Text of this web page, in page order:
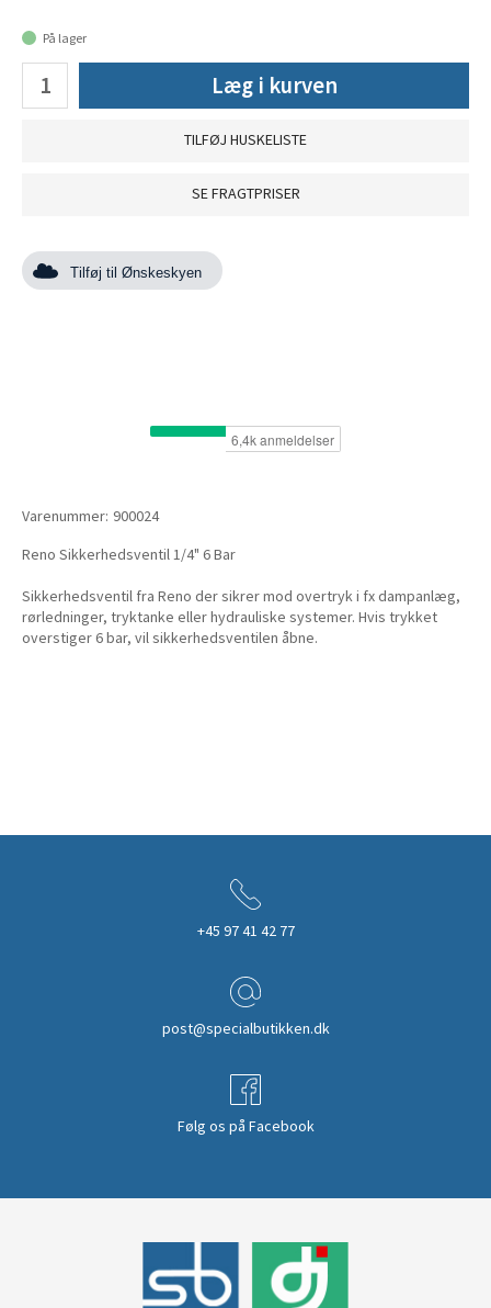
På lager
Læg i kurven
TILFØJ HUSKELISTE
SE FRAGTPRISER
Tilføj til Ønskeskyen
Varenummer: 900024
Reno Sikkerhedsventil 1/4" 6 Bar
Sikkerhedsventil fra Reno der sikrer mod overtryk i fx dampanlæg,
rørledninger, tryktanke eller hydrauliske systemer. Hvis trykket
overstiger 6 bar, vil sikkerhedsventilen åbne.
+45 97 41 42 77
post@specialbutikken.dk
Følg os på Facebook